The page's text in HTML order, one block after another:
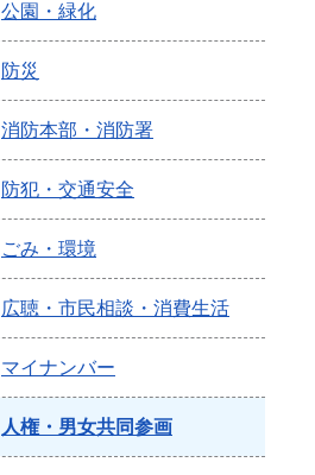
公園・緑化
防災
消防本部・消防署
防犯・交通安全
ごみ・環境
広聴・市民相談・消費生活
マイナンバー
人権・男女共同参画